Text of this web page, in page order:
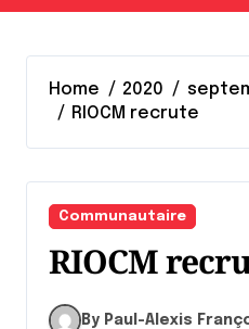
Home 2020
RIOCM recrute
Communautaire
RIOCM
By Paul-Alexis